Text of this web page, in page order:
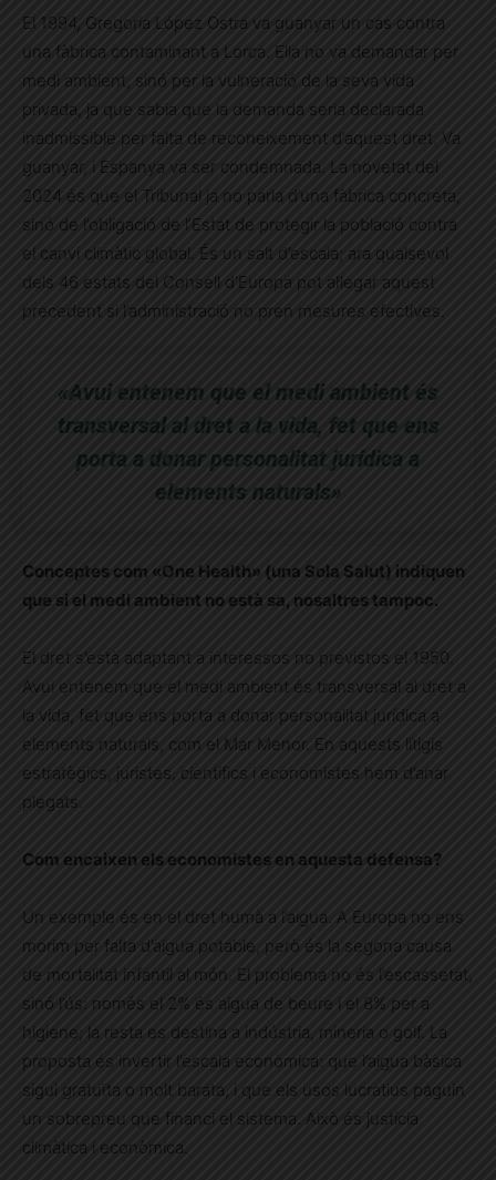
El 1994, Gregoria López Ostra va guanyar un cas contra
una fàbrica contaminant a Lorca. Ella no va demandar per
medi ambient, sinó per la vulneració de la seva vida
privada, ja que sabia que la demanda seria declarada
inadmissible per falta de reconeixement d’aquest dret. Va
guanyar, i Espanya va ser condemnada. La novetat del
2024 és que el Tribunal ja no parla d’una fàbrica concreta,
sinó de l’obligació de l’Estat de protegir la població contra
el canvi climàtic global. És un salt d’escala; ara qualsevol
dels 46 estats del Consell d’Europa pot al·legar aquest
precedent si l’administració no pren mesures efectives.
«Avui entenem que el medi ambient és
transversal al dret a la vida, fet que ens
porta a donar personalitat jurídica a
elements naturals»
Conceptes com «One Health» (una Sola Salut) indiquen
que si el medi ambient no està sa, nosaltres tampoc.
El dret s’està adaptant a interessos no previstos el 1950.
Avui entenem que el medi ambient és transversal al dret a
la vida, fet que ens porta a donar personalitat jurídica a
elements naturals, com el Mar Menor. En aquests litigis
estratègics, juristes, científics i economistes hem d’anar
plegats.
Com encaixen els economistes en aquesta defensa?
Un exemple és en el dret humà a l’aigua. A Europa no ens
morim per falta d’aigua potable, però és la segona causa
de mortalitat infantil al món. El problema no és l’escassetat,
sinó l’ús: només el 2% és aigua de beure i el 8% per a
higiene; la resta es destina a indústria, mineria o golf. La
proposta és invertir l’escala econòmica: que l’aigua bàsica
sigui gratuïta o molt barata, i que els usos lucratius paguin
un sobrepreu que financi el sistema. Això és justícia
climàtica i econòmica.